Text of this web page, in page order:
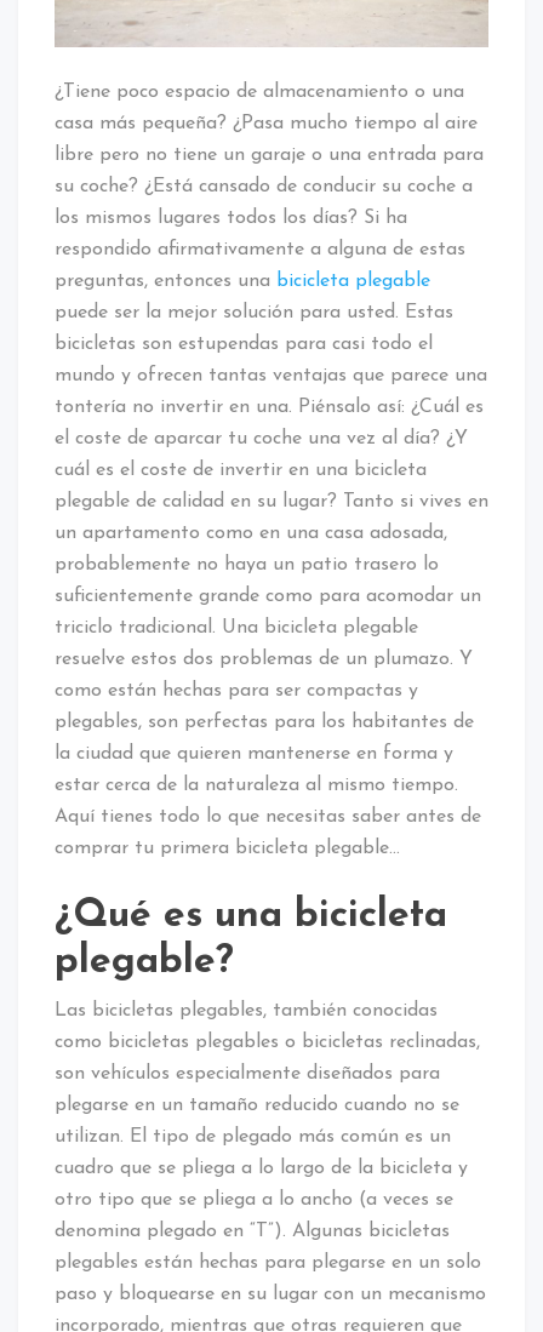
¿Tiene poco espacio de almacenamiento o una
casa más pequeña? ¿Pasa mucho tiempo al aire
libre pero no tiene un garaje o una entrada para
su coche? ¿Está cansado de conducir su coche a
los mismos lugares todos los días? Si ha
respondido afirmativamente a alguna de estas
preguntas, entonces una bicicleta plegable
puede ser la mejor solución para usted. Estas
bicicletas son estupendas para casi todo el
mundo y ofrecen tantas ventajas que parece una
tontería no invertir en una. Piénsalo así: ¿Cuál es
el coste de aparcar tu coche una vez al día? ¿Y
cuál es el coste de invertir en una bicicleta
plegable de calidad en su lugar? Tanto si vives en
un apartamento como en una casa adosada,
probablemente no haya un patio trasero lo
suficientemente grande como para acomodar un
triciclo tradicional. Una bicicleta plegable
resuelve estos dos problemas de un plumazo. Y
como están hechas para ser compactas y
plegables, son perfectas para los habitantes de
la ciudad que quieren mantenerse en forma y
estar cerca de la naturaleza al mismo tiempo.
Aquí tienes todo lo que necesitas saber antes de
comprar tu primera bicicleta plegable…
¿Qué es una bicicleta
plegable?
Las bicicletas plegables, también conocidas
como bicicletas plegables o bicicletas reclinadas,
son vehículos especialmente diseñados para
plegarse en un tamaño reducido cuando no se
utilizan. El tipo de plegado más común es un
cuadro que se pliega a lo largo de la bicicleta y
otro tipo que se pliega a lo ancho (a veces se
denomina plegado en “T”). Algunas bicicletas
plegables están hechas para plegarse en un solo
paso y bloquearse en su lugar con un mecanismo
incorporado, mientras que otras requieren que